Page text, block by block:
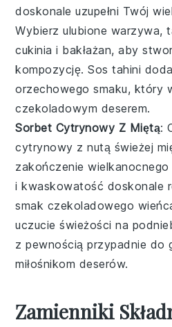
doskonale uzupełni Twój
Wybierz ulubione warzywa,
cukinia i bakłażan, aby
kompozycję. Sos tahini
orzechowego smaku, który
czekoladowym deserem.
Sorbet Cytrynowy Z Miętą:
cytrynowy z nutą świeżej
zakończenie wielkanocnego
i kwaskowatość doskonale
smak czekoladowego
uczucie świeżości na
z pewnością przypadnie do
miłośnikom deserów.
Zamienniki